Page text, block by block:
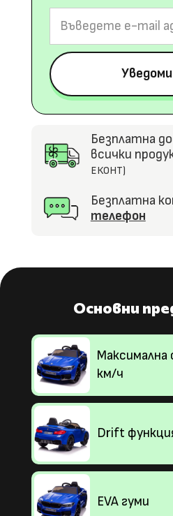
Безплатна
всички
ЕКОНТ)
Безплатна
телефон
Основни
км/ч
Drift
EVA гуми